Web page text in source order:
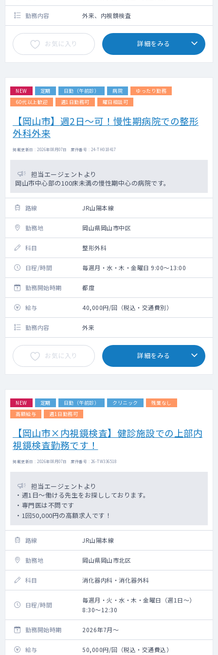
勤務内容 外来、内視鏡検査
お気に入り 詳細をみる
NEW 定期 日勤（午前診） 病院
ゆったり勤務
60代以上歓迎
週1日勤務可 曜日相談可
【岡山市】週2日～可！慢性期病院での整形
外科外来
掲載更新日 : 2026年08月07日 案件番号 : 24-TH018417
担当エージェントより
岡山市中心部の100床未満の慢性期中心の病院です。
路線 JR山陽本線
勤務地 岡山県岡山市中区
科目 整形外科
日程/時間 毎週月・水・木・金曜日 9:00～13:00
勤務開始時期 都度
給与 40,000円/回（税込・交通費別）
勤務内容 外来
お気に入り 詳細をみる
NEW 定期 日勤（午前診） クリニック
残業なし
高額給与
週1日勤務可
【岡山市×内視鏡検査】健診施設での上部内
視鏡検査勤務です！
掲載更新日 : 2026年08月07日 案件番号 : 26-TW336518
担当エージェントより
・週1日～働ける先生をお探ししております。
・専門医は不問です
・1回50,000円の高額求人です！
路線 JR山陽本線
勤務地 岡山県岡山市北区
科目 消化器内科・消化器外科
日程/時間
毎週月・火・水・木・金曜日（週1日～）
8:30～12:30
勤務開始時期 2026年7月～
給与 50,000円/回（税込・交通費込）